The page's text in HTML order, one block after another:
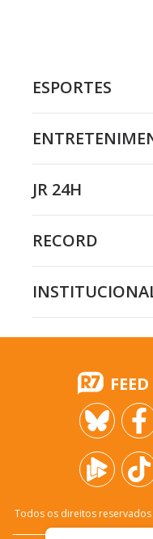
ESPORTES
JR 24H
RECORD
Todos os direitos reservados